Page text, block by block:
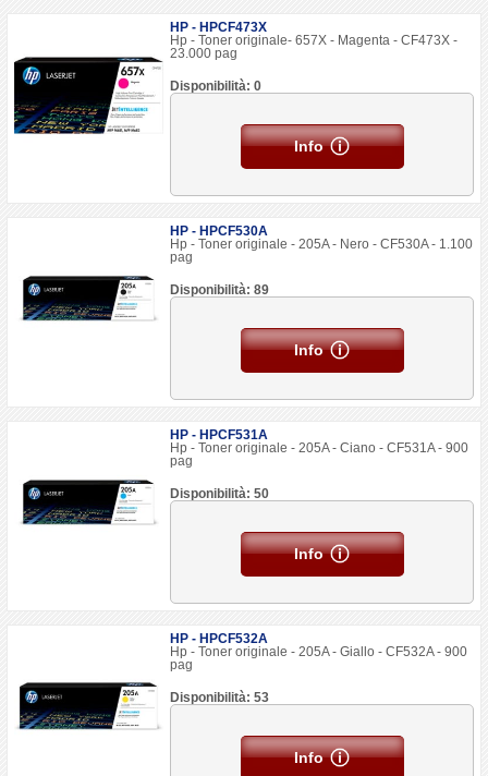
HP - HPCF473X
Hp - Toner originale- 657X - Magenta - CF473X -
23.000 pag
Disponibilità: 0
Info
HP - HPCF530A
Hp - Toner originale - 205A - Nero - CF530A - 1.100
pag
Disponibilità: 89
Info
HP - HPCF531A
Hp - Toner originale - 205A - Ciano - CF531A - 900
pag
Disponibilità: 50
Info
HP - HPCF532A
Hp - Toner originale - 205A - Giallo - CF532A - 900
pag
Disponibilità: 53
Info